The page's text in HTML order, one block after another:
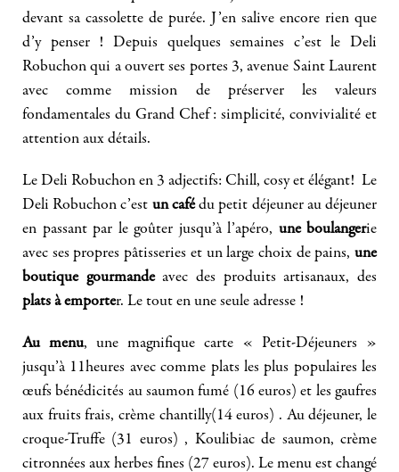
devant sa cassolette de purée. J’en salive encore rien que
d’y penser ! Depuis quelques semaines c’est le Deli
Robuchon qui a ouvert ses portes 3, avenue Saint Laurent
avec comme mission de préserver les valeurs
fondamentales du Grand Chef : simplicité, convivialité et
attention aux détails.
Le Deli Robuchon en 3 adjectifs: Chill, cosy et élégant! Le
Deli Robuchon c’est un cafédu petit déjeuner au déjeuner
en passant par le goûter jusqu’à l’apéro, une boulangerie
avec ses propres pâtisseries et un large choix de pains, une
boutique gourmandeavec des produits artisanaux, des
plats à emporter. Le tout en une seule adresse !
Au menu, une magnifique carte « Petit-Déjeuners »
jusqu’à 11heures avec comme plats les plus populaires les
œufs bénédicités au saumon fumé (16 euros) et les gaufres
aux fruits frais, crème chantilly(14 euros) . Au déjeuner, le
croque-Truffe (31 euros) , Koulibiac de saumon, crème
citronnées aux herbes fines (27 euros). Le menu est changé